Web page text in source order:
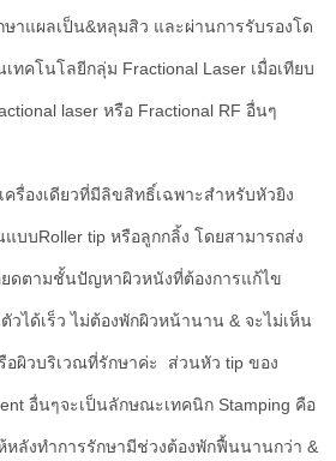
าแผลเป็น&หลุมสิว และผ่านการรับรองโด
เทคโนโลยีกลุ่ม Fractional Laser เมื่อเทียบ
laser หรือ Fractional RF อื่นๆ
ครื่องเดียวที่มีลิขสิทธิ์เฉพาะสำหรับหัวยิง
บบRoller tip หรือลูกกลิ้ง โดยสามารถส่ง
ยดตามชั้นปัญหาผิวหนังที่ต้องการแก้ไข
ได้เร็ว ไม่ต้องพักผิวหน้านาน & จะไม่เห็น
อผิวบริเวณที่รักษาค่ะ ส่วนหัว tip ของ
อื่นๆจะเป็นลักษณะเทคนิก Stamping คือ
หลังทำการรักษามีช่วงต้องพักฟื้นนานกว่า &